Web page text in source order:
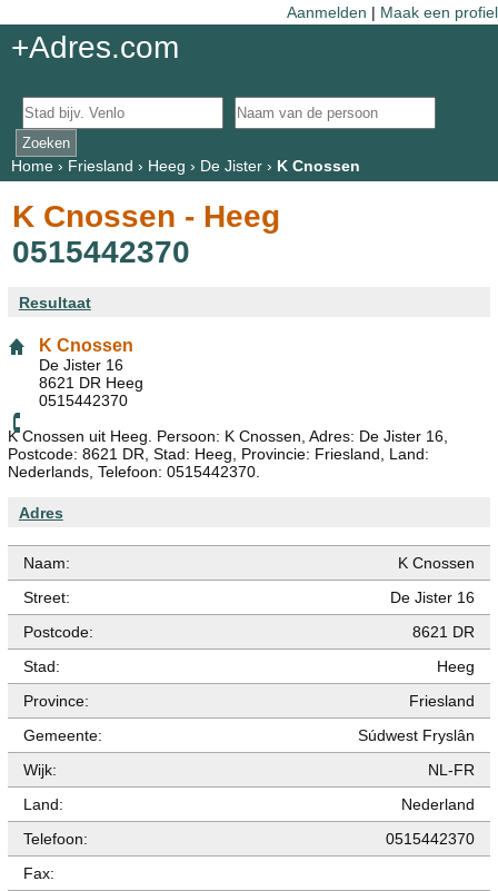
Aanmelden | Maak een profiel
+Adres.com
Home› Friesland › Heeg › De Jister› K Cnossen
K Cnossen - Heeg
0515442370
Resultaat
K Cnossen
De Jister 16
8621 DR Heeg
0515442370
K Cnossen uit Heeg. Persoon: K Cnossen, Adres: De Jister 16,
Postcode: 8621 DR, Stad: Heeg, Provincie: Friesland, Land:
Nederlands, Telefoon: 0515442370.
Adres
Naam:
K Cnossen
Street:
De Jister 16
Postcode:
8621 DR
Stad:
Heeg
Province:
Friesland
Gemeente:
Súdwest Fryslân
Wijk:
NL-FR
Land:
Nederland
Telefoon:
0515442370
Fax: